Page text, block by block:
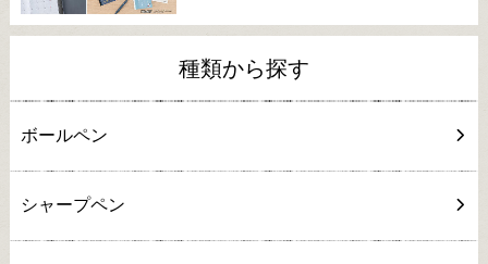
種類から探す
ボールペン
シャープペン